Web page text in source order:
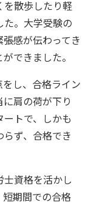
を散歩したり軽
。大学受験の
感が伝わってき
できました。
し、合格ライン
肩の荷が下り
トで、しかも
ず、合格でき
資格を活かし
期間での合格